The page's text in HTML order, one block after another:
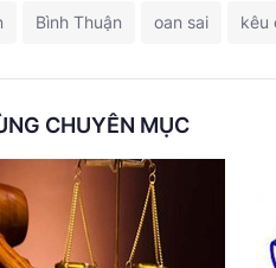
Bình Thuận oan sai kêu
CHUYÊN MỤC